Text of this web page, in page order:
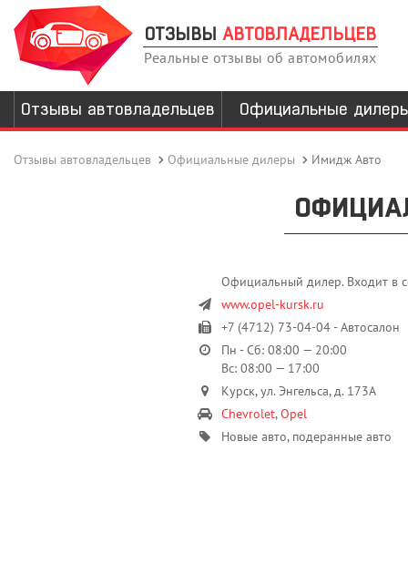
ОТЗЫВЫ АВТОВЛАДЕЛЬЦЕВ
Реальные отзывы об автомобилях
Отзывы автовладельцев Официальные
Отзывы автовладельцев Официальные дилеры Имидж Авто
Официальный дилер. Входит в
www.opel-kursk.ru
+7 (4712) 73-04-04 - Автосалон
Пн - Сб: 08:00 — 20:00
Вс: 08:00 — 17:00
Курск, ул. Энгельса, д. 173А
Chevrolet,Opel
Новые авто, подеранные авто